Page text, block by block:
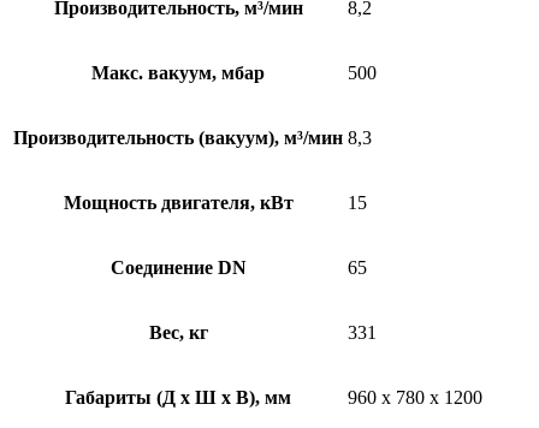
Производительность, м³/мин 8,2
Макс. вакуум, мбар 500
Производительность (вакуум), м³/мин 8,3
Мощность двигателя, кВт 15
Соединение DN 65
Вес, кг 331
Габариты (Д х Ш х В), мм 960 x 780 x 1200